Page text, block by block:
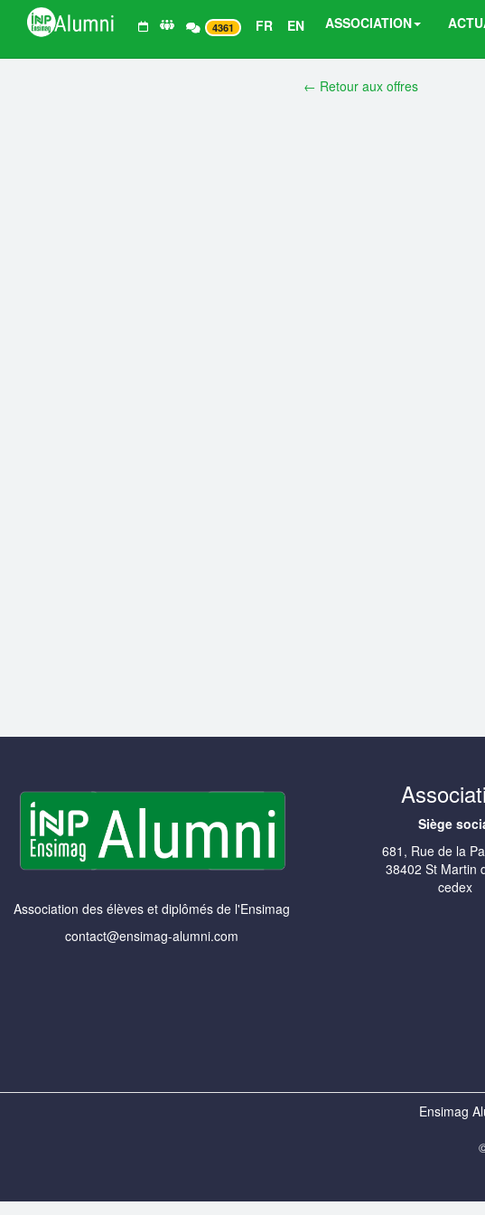
4361 FR EN ASSOCIATION
← Retour aux offres
Association des élèves et diplômés de l'Ensimag
contact@ensimag-alumni.com
Siège
681, Rue de la
38402 St Martin
cedex
Ensimag